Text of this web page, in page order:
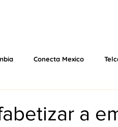
Conecta Mexico
a